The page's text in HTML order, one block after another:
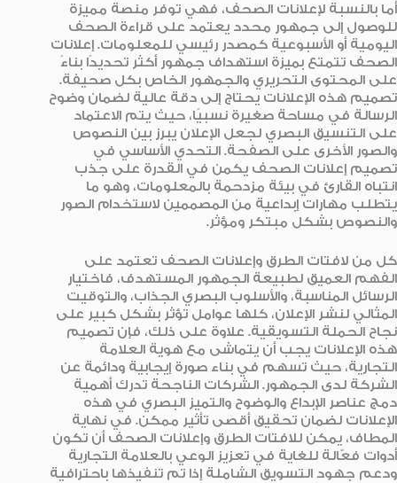
أما بالنسبة لإعلانات الصحف، فهي توفر منصة مميزة
للوصول إلى جمهور محدد يعتمد على قراءة الصحف
اليومية أو الأسبوعية كمصدر رئيسي للمعلومات. إعلانات
الصحف تتمتع بميزة استهداف جمهور أكثر تحديدًا بناءً
على المحتوى التحريري والجمهور الخاص بكل صحيفة.
تصميم هذه الإعلانات يحتاج إلى دقة عالية لضمان وضوح
الرسالة في مساحة صغيرة نسبيًا، حيث يتم الاعتماد
على التنسيق البصري لجعل الإعلان يبرز بين النصوص
والصور الأخرى على الصفحة. التحدي الأساسي في
تصميم إعلانات الصحف يكمن في القدرة على جذب
انتباه القارئ في بيئة مزدحمة بالمعلومات، وهو ما
يتطلب مهارات إبداعية من المصممين لاستخدام الصور
والنصوص بشكل مبتكر ومؤثر.
كل من لافتات الطرق وإعلانات الصحف تعتمد على
الفهم العميق لطبيعة الجمهور المستهدف، فاختيار
الرسائل المناسبة، والأسلوب البصري الجذاب، والتوقيت
المثالي لنشر الإعلان، كلها عوامل تؤثر بشكل كبير على
نجاح الحملة التسويقية. علاوة على ذلك، فإن تصميم
هذه الإعلانات يجب أن يتماشى مع هوية العلامة
التجارية، حيث تسهم في بناء صورة إيجابية ودائمة عن
الشركة لدى الجمهور. الشركات الناجحة تدرك أهمية
دمج عناصر الإبداع والوضوح والتميز البصري في هذه
الإعلانات لضمان تحقيق أقصى تأثير ممكن. في نهاية
المطاف، يمكن للافتات الطرق وإعلانات الصحف أن تكون
أدوات فعّالة للغاية في تعزيز الوعي بالعلامة التجارية
ودعم جهود التسويق الشاملة إذا تم تنفيذها باحترافية